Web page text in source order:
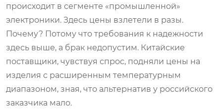
происходит в сегменте «промышленной»
электроники. Здесь цены взлетели в разы.
Почему? Потому что требования к надежности
здесь выше, а брак недопустим. Китайские
поставщики, чувствуя спрос, подняли цены на
изделия с расширенным температурным
диапазоном, зная, что альтернатив у российского
заказчика мало.